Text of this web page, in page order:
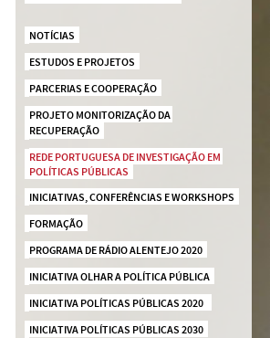
NOTÍCIAS
ESTUDOS E PROJETOS
PARCERIAS E COOPERAÇÃO
PROJETO MONITORIZAÇÃO DA
RECUPERAÇÃO
REDE PORTUGUESA DE INVESTIGAÇÃO EM
POLÍTICAS PÚBLICAS
INICIATIVAS, CONFERÊNCIAS E WORKSHOPS
FORMAÇÃO
PROGRAMA DE RÁDIO ALENTEJO 2020
INICIATIVA OLHAR A POLÍTICA PÚBLICA
INICIATIVA POLÍTICAS PÚBLICAS 2020
INICIATIVA POLÍTICAS PÚBLICAS 2030